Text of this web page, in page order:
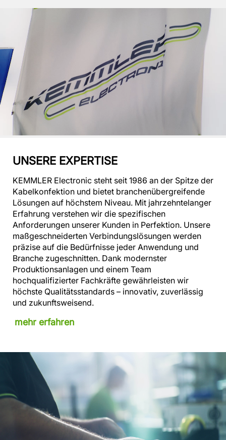
UNSERE EXPERTISE
KEMMLER Electronic steht seit 1986 an der Spitze der
Kabelkonfektion und bietet branchenübergreifende
Lösungen auf höchstem Niveau. Mit jahrzehntelanger
Erfahrung verstehen wir die spezifischen
Anforderungen unserer Kunden in Perfektion. Unsere
maßgeschneiderten Verbindungslösungen werden
präzise auf die Bedürfnisse jeder Anwendung und
Branche zugeschnitten. Dank modernster
Produktionsanlagen und einem Team
hochqualifizierter Fachkräfte gewährleisten wir
höchste Qualitätsstandards – innovativ, zuverlässig
und zukunftsweisend.
mehr erfahren